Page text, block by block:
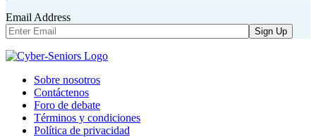
Email Address
Sobre nosotros
Contáctenos
Foro de debate
Términos y condiciones
Política de privacidad